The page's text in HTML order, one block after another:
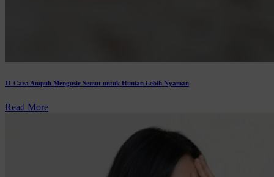
11 Cara Ampuh Mengusir Semut untuk Hunian Lebih Nyaman
Read More